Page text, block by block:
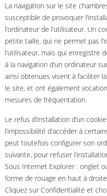
La navigation sur le site
susceptible de provoquer
l’ordinateur de l’utilisateur. Un
petite taille, qui ne permet pas
l’utilisateur, mais qui enregistre
à la navigation d’un ordinateur
ainsi obtenues visent à faciliter
le site, et ont également
mesures de fréquentation.
Le refus d’installation d’un
l’impossibilité d’accéder à
peut toutefois configurer son
suivante, pour refuser
Sous Internet Explorer : onglet
forme de rouage en haut à
Cliquez sur Confidentialité et